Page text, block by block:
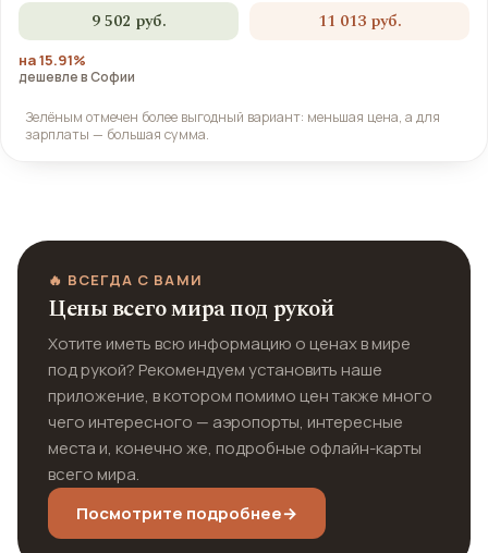
9 502 руб. 11 013 руб.
на 15.91%
дешевле в Софии
Зелёным отмечен более выгодный вариант: меньшая цена, а для
зарплаты — большая сумма.
🔥 ВСЕГДА С ВАМИ
Цены всего мира под рукой
Хотите иметь всю информацию о ценах в мире
под рукой? Рекомендуем установить наше
приложение, в котором помимо цен также много
чего интересного — аэропорты, интересные
места и, конечно же, подробные офлайн-карты
всего мира.
Посмотрите подробнее→